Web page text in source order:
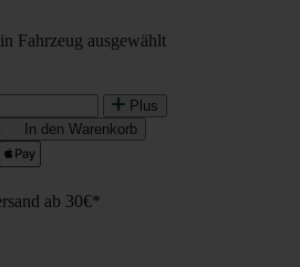
Fahrzeug ausgewählt
Plus
In den Warenkorb
ab 30€*